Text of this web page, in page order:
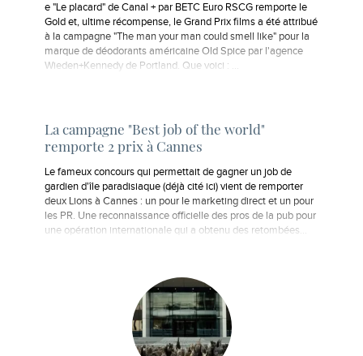
e "Le placard" de Canal + par BETC Euro RSCG remporte le
Gold et, ultime récompense, le Grand Prix films a été attribué
à la campagne "The man your man could smell like" pour la
marque de déodorants américaine Old Spice par l'agence
Wieden+Kennedy de Portland. Que voici : ...
La campagne "Best job of the world"
remporte 2 prix à Cannes
Le fameux concours qui permettait de gagner un job de
gardien d'île paradisiaque (déjà cité ici) vient de remporter
deux Lions à Cannes : un pour le marketing direct et un pour
les PR. Une reconnaissance officielle des pros de la pub pour
une opération internationale qui a obtenu des retombées…